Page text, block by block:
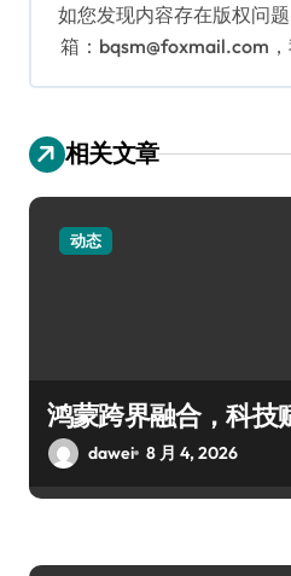
如您发现内容存在版权问
箱：bqsm@foxmail.com，
相关文章
动态
鸿蒙跨界融合，科技
dawei 8 月 4, 2026